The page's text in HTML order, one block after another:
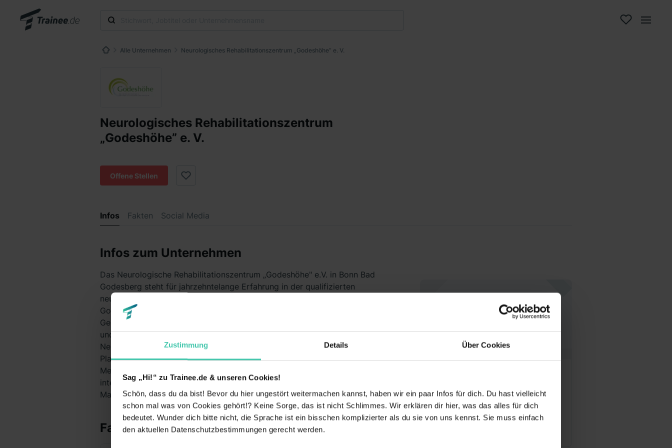
Zustimmung Details Über Cookies
Sag „Hi!“ zu Trainee.de & unseren Cookies!
Schön, dass du da bist! Bevor du hier ungestört weitermachen kannst, haben wir ein paar Infos für dich. Du hast vielleicht
schon mal was von Cookies gehört!? Keine Sorge, das ist nicht Schlimmes. Wir erklären dir hier, was das alles für dich
bedeutet. Wunder dich bitte nicht, die Sprache ist ein bisschen komplizierter als du sie von uns kennst. Sie muss einfach
den aktuellen Datenschutzbestimmungen gerecht werden.
Alle Unternehmen Neurologisches Rehabilitationszentrum „Godeshöhe” e. V.
Neurologisches Rehabilitationszentrum
„Godeshöhe” e. V.
Offene Stellen
Infos Fakten Social Media
Infos zum Unternehmen
Das Neurologische Rehabilitationszentrum „Godeshöhe" e.V. in Bonn Bad
Godesberg steht für jahrzehntelange Erfahrung in der qualifizierten
neurologischen Versorgung in allen Schweregraden und Versorgungsstufen. Die
Godeshöhe ist ein dynamisch wachsendes und bundesweit anerkanntes
Gesundheitsunternehmen mit den Schwerpunkten Neurologische Intensivmedizin
und Neurophysiologie, Neurologische Frührehabilitation, Querschnitt-Zentrum mit
Neuro- Urologie und Medizinische Rehabilitation. Die Godeshöhe ist sowohl
Plankrankenhaus im Krankenhausplan des Landes NRW als auch Fachklinik für
Medizinische Rehabilitation, für bis zu 400 Patienten erbringen wir in
interdisziplinären Teams qualitätsgesichert akutmedizinische und rehabilitative
Maßnahmen auf höchstem medizinischen Niveau.
Fakten
Rehabilitationszentrum
„Godeshöhe” e. V.